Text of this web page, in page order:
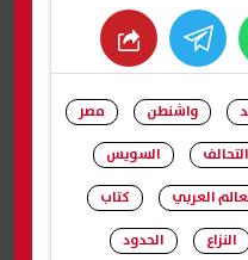
واشنطن
مصر
التحالف
السويس
العربي
كتاب
النزاع
الحدود